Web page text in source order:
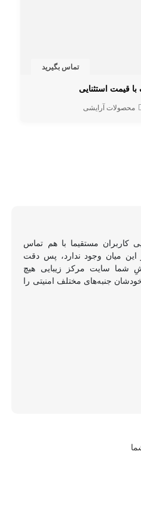
تماس بگیرید
قیمت استثنایی
محصولات آرایشی
کاربران مستقیما با هم تماس
میان وجود ندارد، پس دقت
شما سایت مرکز زیبایی هیچ
خودشان جنبه‌های مختلف امنیتی را